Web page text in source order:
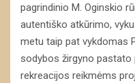
pagrindinio M. Oginskio
autentiško atkūrimo,
metu taip pat vykdomas
sodybos žirgyno
rekreacijos reikmėms